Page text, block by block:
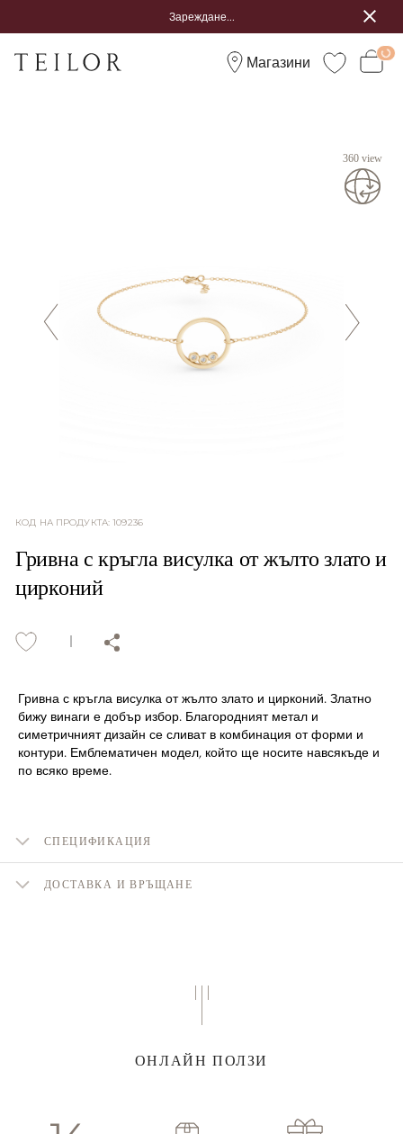
Зареждане...
Магазини
360 view
КОД НА ПРОДУКТА:109236
Гривна с кръгла висулка от жълто злато и
цирконий
Гривна с кръгла висулка от жълто злато и цирконий. Златно
бижу винаги е добър избор. Благородният метал и
симетричният дизайн се сливат в комбинация от форми и
контури. Емблематичен модел, който ще носите навсякъде и
по всяко време.
СПЕЦИФИКАЦИЯ
ДОСТАВКА И ВРЪЩАНЕ
ОНЛАЙН ПОЛЗИ